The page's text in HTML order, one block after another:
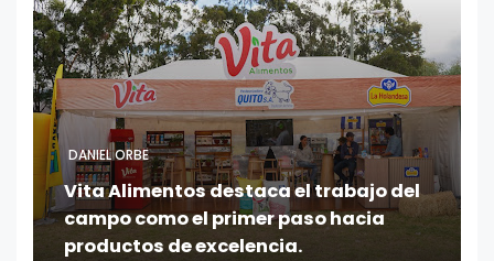
DANIEL ORBE
Vita Alimentos destaca el trabajo del
campo como el primer paso hacia
productos de excelencia.